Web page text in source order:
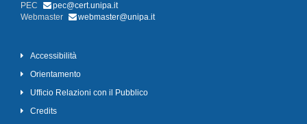
PEC
pec@cert.unipa.it
Webmaster
webmaster@unipa.it
Accessibilità
Orientamento
Ufficio Relazioni con il Pubblico
Credits